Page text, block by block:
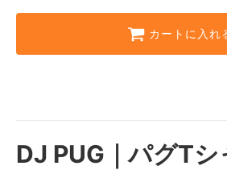
カートに入れ
DJ PUG｜パグTシ